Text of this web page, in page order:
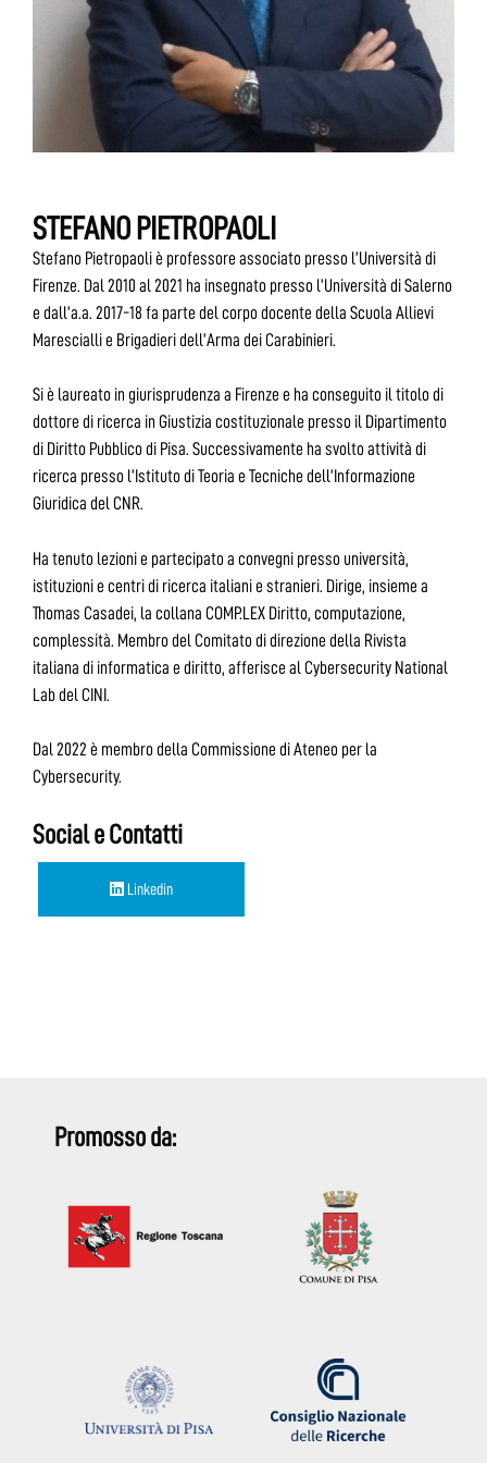
STEFANO PIETROPAOLI
Stefano Pietropaoli è professore associato presso l’Università di
Firenze. Dal 2010 al 2021 ha insegnato presso l’Università di Salerno
e dall’a.a. 2017-18 fa parte del corpo docente della Scuola Allievi
Marescialli e Brigadieri dell’Arma dei Carabinieri.
Si è laureato in giurisprudenza a Firenze e ha conseguito il titolo di
dottore di ricerca in Giustizia costituzionale presso il Dipartimento
di Diritto Pubblico di Pisa. Successivamente ha svolto attività di
ricerca presso l’Istituto di Teoria e Tecniche dell’Informazione
Giuridica del CNR.
Ha tenuto lezioni e partecipato a convegni presso università,
istituzioni e centri di ricerca italiani e stranieri. Dirige, insieme a
Thomas Casadei, la collana COMP.LEX Diritto, computazione,
complessità. Membro del Comitato di direzione della Rivista
italiana di informatica e diritto, afferisce al Cybersecurity National
Lab del CINI.
Dal 2022 è membro della Commissione di Ateneo per la
Cybersecurity.
Social e Contatti
Linkedin
Promosso da: